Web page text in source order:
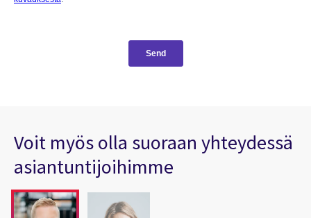
Voit myös olla suoraan yhteydessä
asiantuntijoihimme